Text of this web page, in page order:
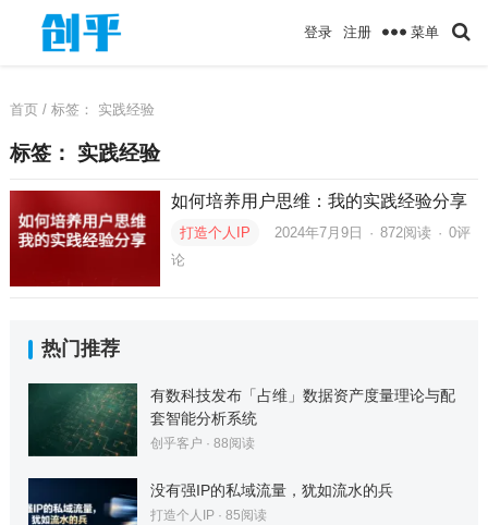
登录 注册 菜单
首页/ 标签： 实践经验
标签： 实践经验
如何培养用户思维：我的实践经验分享
打造个人IP 2024年7月9日 · 872阅读 · 0评
论
热门推荐
有数科技发布「占维」数据资产度量理论与配
套智能分析系统
创乎客户 · 88阅读
没有强IP的私域流量，犹如流水的兵
打造个人IP· 85阅读